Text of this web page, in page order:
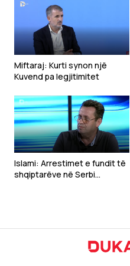
Miftaraj: Kurti synon një
Kuvend pa legjitimitet
Islami: Arrestimet e fundit të
shqiptarëve në Serbi